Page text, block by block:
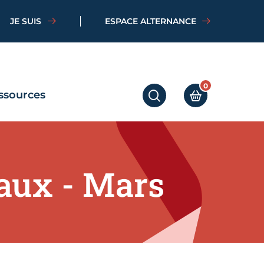
JE SUIS ESPACE ALTERNANCE
RECHERCHERMON PANIER
0
- Mars